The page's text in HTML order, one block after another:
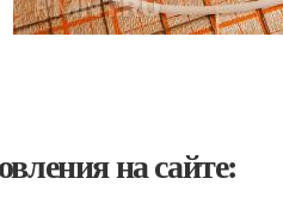
на сайте: